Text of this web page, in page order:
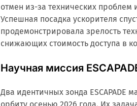
отмен из-за технических
Успешная посадка ускорителя
продемонстрировала зрелость
снижающих стоимость доступа в
Научная миссия
Два идентичных зонда ESCAPADE